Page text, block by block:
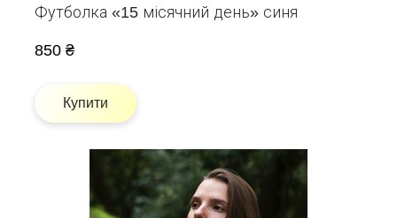
Футболка «15 місячний день» синя
850 ₴
Купити